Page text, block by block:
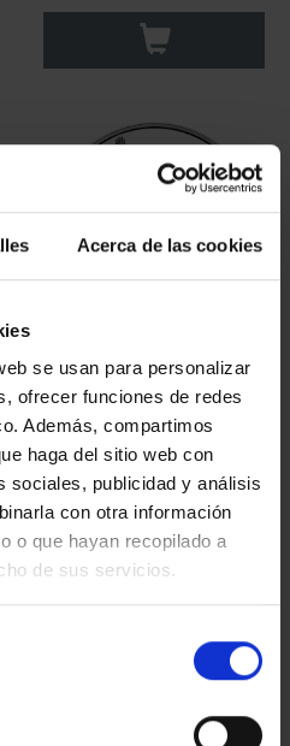
Acerca de las cookies
se usan para personalizar
ofrecer funciones de redes
Además, compartimos
haga del sitio web con
sociales, publicidad y análisis
con otra información
o que hayan recopilado a
de sus servicios.
BICENTENARIO DEL
TESORO (2024) 8
REALES
140,00 €